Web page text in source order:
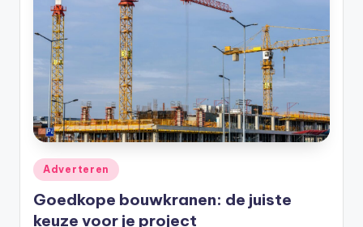
Adverteren
Goedkope bouwkranen: de juiste
keuze voor je project